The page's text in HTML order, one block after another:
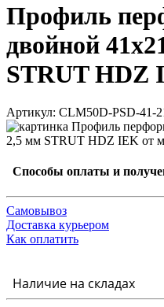
Профиль
двойной
STRUT HDZ
Артикул: CLM50D-PSD-41-
Способы оплаты и
Самовывоз
Доставка курьером
Как оплатить
Наличие на складах